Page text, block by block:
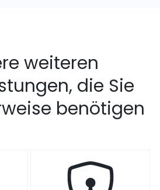
weiteren
die Sie
benötigen